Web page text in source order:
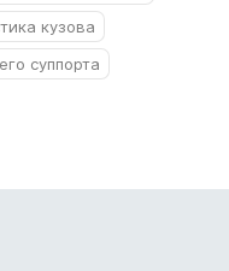
кузова
суппорта